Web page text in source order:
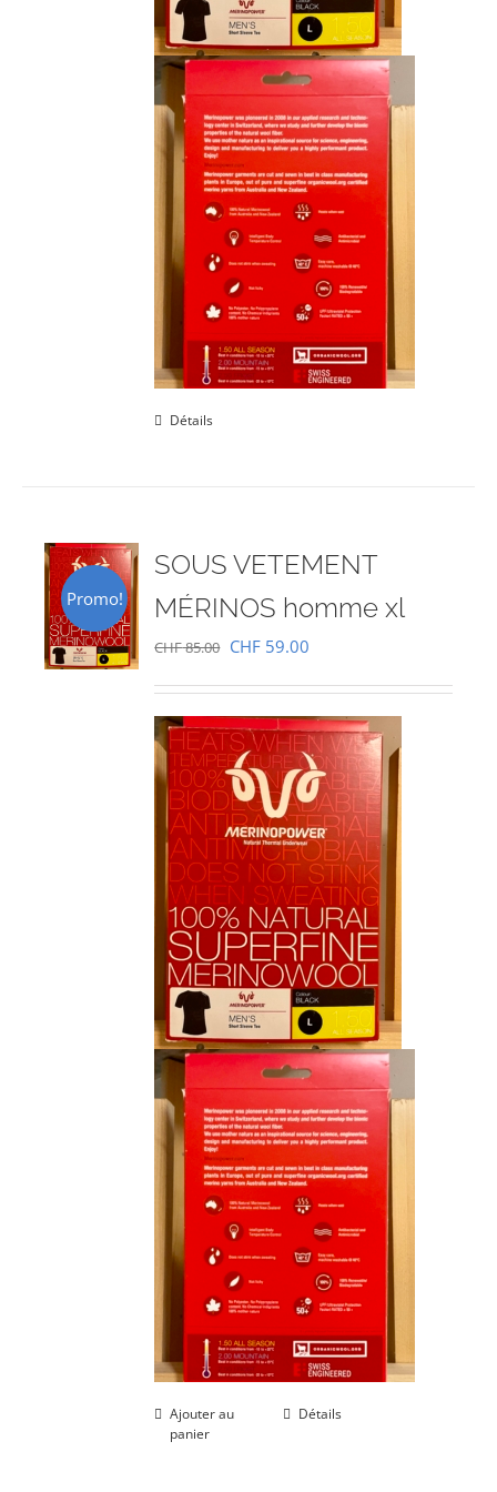
Détails
Promo!
SOUS VETEMENT
MÉRINOS homme xl
CHF85.00 Le
initial
était :
CHF 85.00.
CHF 59.00
actuel
est :
CHF 59.00.
Ajouter au
panier
Détails